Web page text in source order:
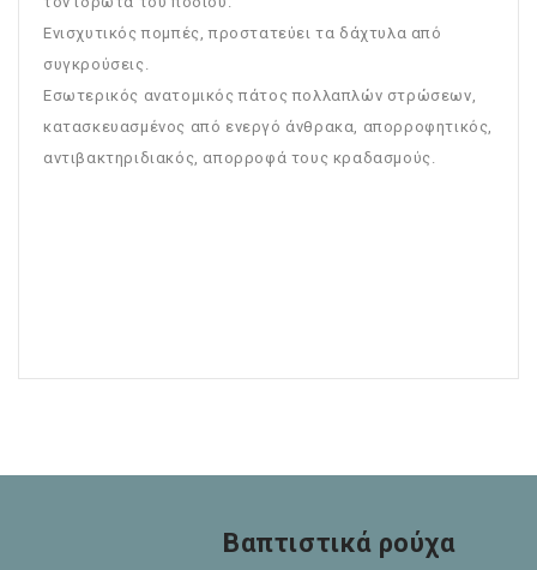
Ενισχυτικός πομπές, προστατεύει τα δάχτυλα από
συγκρούσεις.
Εσωτερικός ανατομικός πάτος πολλαπλών στρώσεων,
κατασκευασμένος από ενεργό άνθρακα, απορροφητικός,
αντιβακτηριδιακός, απορροφά τους κραδασμούς.
Βαπτιστικά ρούχα